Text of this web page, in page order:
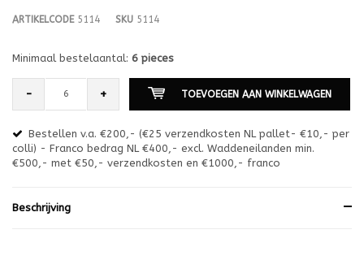
ARTIKELCODE5114 SKU 5114
Minimaal bestelaantal: 6 pieces
- + TOEVOEGEN AAN WINKELWAGEN
Bestellen v.a. €200,- (€25 verzendkosten NL pallet- €10,- per
colli) - Franco bedrag NL €400,- excl. Waddeneilanden min.
€500,- met €50,- verzendkosten en €1000,- franco
Beschrijving